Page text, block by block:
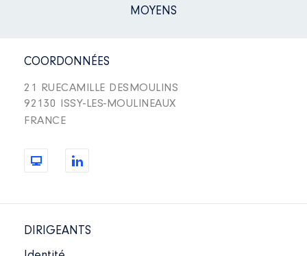
MOYENS
COORDONNÉES
21 RUECAMILLE DESMOULINS
92130 ISSY-LES-MOULINEAUX
FRANCE
DIRIGEANTS